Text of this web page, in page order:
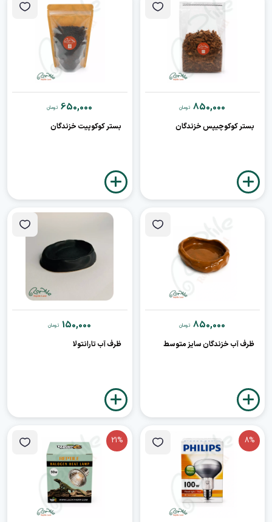
850,000 تومان
بستر کوکوچیپس خزندگان
650,000 تومان
بستر کوکوپیت خزندگان
850,000 تومان
ظرف آب خزندگان سایز متوسط
150,000 تومان
ظرف آب تارانتولا
8%
21%